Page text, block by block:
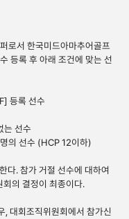
로서 한국미드아마추어골프
등록 후 아래 조건에 맞는 선
등록 선수
는 선수
의 선수 (HCP 12이하)
다. 참가 거절 선수에 대하여
회의 결정이 최종이다.
대회조직위원회에서 참가신